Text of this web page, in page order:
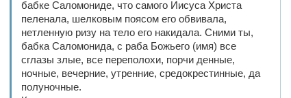
бабке Саломониде, что самого Иисуса Христа
пеленала, шелковым поясом его обвивала,
нетленную ризу на тело его накидала. Сними ты,
бабка Саломонида, с раба Божьего (имя) все
сглазы злые, все переполохи, порчи денные,
ночные, вечерние, утренние, средокрестинные, да
полуночные.